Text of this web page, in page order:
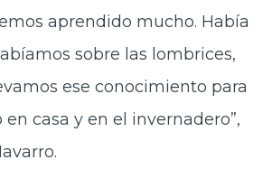
aprendido mucho. Había
sobre las lombrices,
ese conocimiento para
casa y en el invernadero”,